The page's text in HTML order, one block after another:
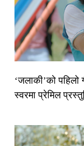
‘जलाकी’को
स्वरमा प्रेमिल